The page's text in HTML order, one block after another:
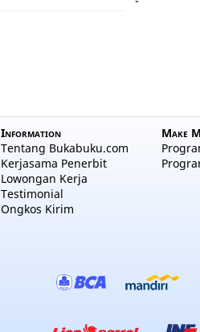
Information
Tentang Bukabuku.com
Kerjasama Penerbit
Lowongan Kerja
Testimonial
Ongkos Kirim
Make